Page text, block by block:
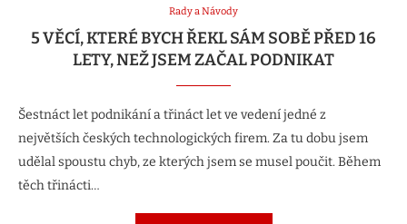
Rady a Návody
5 VĚCÍ, KTERÉ BYCH ŘEKL SÁM SOBĚ PŘED 16
LETY, NEŽ JSEM ZAČAL PODNIKAT
Šestnáct let podnikání a třináct let ve vedení jedné z
největších českých technologických firem. Za tu dobu jsem
udělal spoustu chyb, ze kterých jsem se musel poučit. Během
těch třinácti…